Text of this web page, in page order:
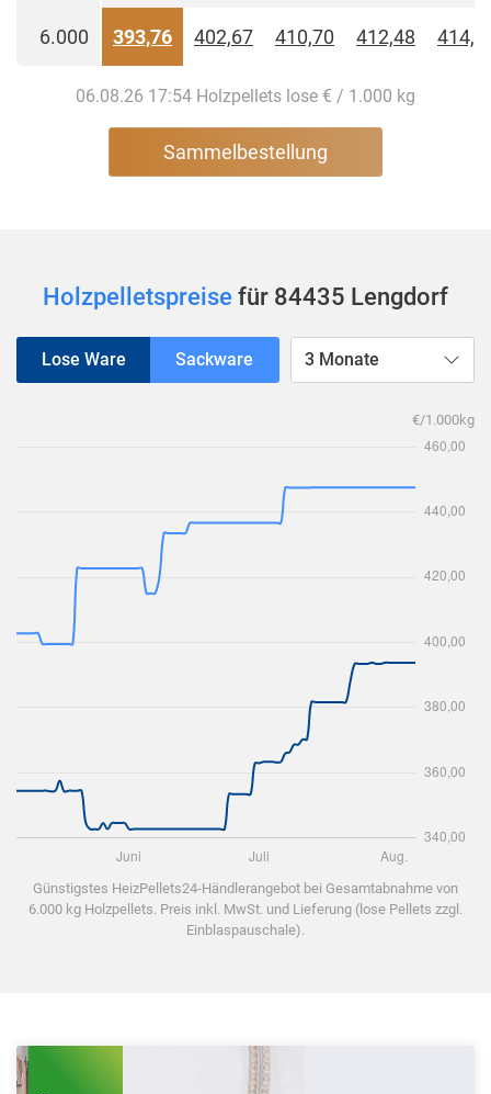
6.000 393,76 402,67 410,70 412,48
06.08.26 17:54 Holzpellets lose € / 1.000 kg
Sammelbestellung
Holzpelletspreise für 84435 Lengdorf
Lose Ware Sackware 3 Monate
€/1.000kg
Günstigstes HeizPellets24-Händlerangebot bei Gesamtabnahme von
6.000 kg Holzpellets. Preis inkl. MwSt. und Lieferung (lose Pellets zzgl.
Einblaspauschale).